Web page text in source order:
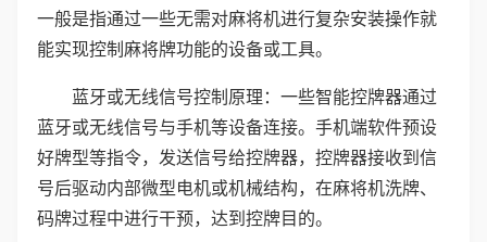
一般是指通过一些无需对麻将机进行复杂安装操作就
能实现控制麻将牌功能的设备或工具。
蓝牙或无线信号控制原理：一些智能控牌器通过
蓝牙或无线信号与手机等设备连接。手机端软件预设
好牌型等指令，发送信号给控牌器，控牌器接收到信
号后驱动内部微型电机或机械结构，在麻将机洗牌、
码牌过程中进行干预，达到控牌目的。